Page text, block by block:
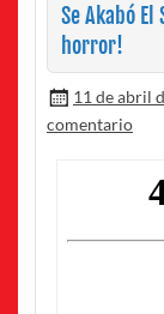
Se Akabó
horror!
11 de abril
comentario